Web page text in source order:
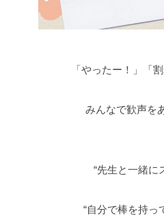
「やったー！」「
みんなで歓声を
“先生と一緒に
“自分で棒を持っ